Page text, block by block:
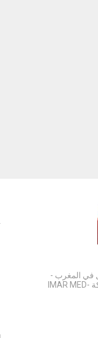
في المغرب -
تأسس في 2005 - تصدر عن شركة IMAR MED-